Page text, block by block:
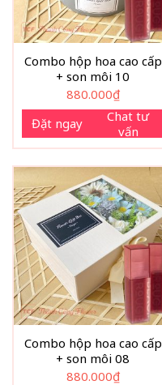
Combo hộp hoa cao cấp
+ son môi 10
880.000₫
Đặt ngay
Chat tư
vấn
Combo hộp hoa cao cấp
+ son môi 08
880.000₫